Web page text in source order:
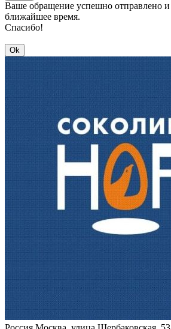
Ваше обращение успешно отправлено и
ближайшее время.
Спасибо!
Ok